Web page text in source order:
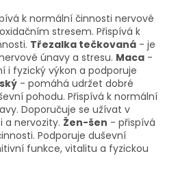
k normální činnosti nervové
stresem. Přispívá k
Třezalka tečkovaná - je
únavy a stresu. Maca -
i fyzický výkon a podporuje
- pomáhá udržet dobré
pohodu. Přispívá k normální
Doporučuje se užívat v
a nervozity. Žen-šen - přispívá
Podporuje duševní
funkce, vitalitu a fyzickou